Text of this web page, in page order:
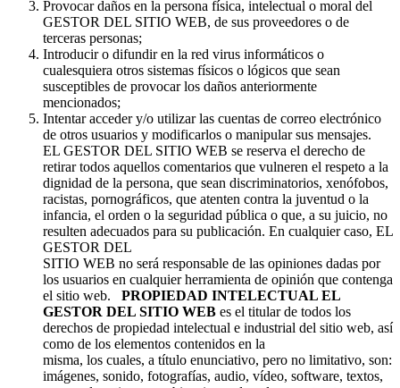
Provocar daños en la persona física, intelectual o moral del
GESTOR DEL SITIO WEB, de sus proveedores o de
terceras personas;
Introducir o difundir en la red virus informáticos o
cualesquiera otros sistemas físicos o lógicos que sean
susceptibles de provocar los daños anteriormente
mencionados;
Intentar acceder y/o utilizar las cuentas de correo electrónico
de otros usuarios y modificarlos o manipular sus mensajes.
EL GESTOR DEL SITIO WEB se reserva el derecho de
retirar todos aquellos comentarios que vulneren el respeto a la
dignidad de la persona, que sean discriminatorios, xenófobos,
racistas, pornográficos, que atenten contra la juventud o la
infancia, el orden o la seguridad pública o que, a su juicio, no
resulten adecuados para su publicación. En cualquier caso, EL
GESTOR DEL
SITIO WEB no será responsable de las opiniones dadas por
los usuarios en cualquier herramienta de opinión que contenga
el sitio web.
PROPIEDAD INTELECTUAL EL
GESTOR DEL SITIO WEB es el titular de todos los
derechos de propiedad intelectual e industrial del sitio web, así
como de los elementos contenidos en la
misma, los cuales, a título enunciativo, pero no limitativo, son:
imágenes, sonido, fotografías, audio, vídeo, software, textos,